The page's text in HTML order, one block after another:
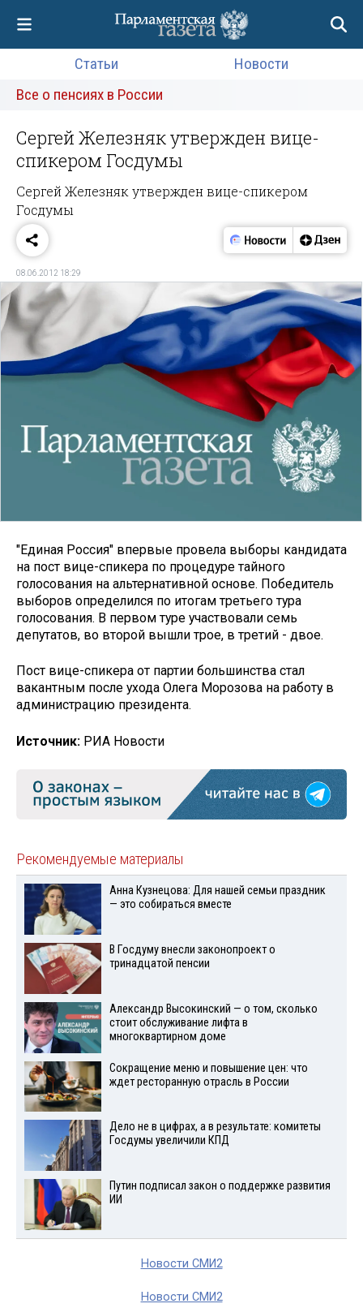
Статьи
Новости
Все о пенсиях в России
Сергей Железняк утвержден вице-
спикером Госдумы
Сергей Железняк утвержден вице-спикером
Госдумы
08.06.2012 18:29
"Единая Россия" впервые провела выборы кандидата
на пост вице-спикера по процедуре тайного
голосования на альтернативной основе. Победитель
выборов определился по итогам третьего тура
голосования. В первом туре участвовали семь
депутатов, во второй вышли трое, в третий - двое.
Пост вице-спикера от партии большинства стал
вакантным после ухода Олега Морозова на работу в
администрацию президента.
Источник: РИА Новости
Рекомендуемые материалы
Анна Кузнецова: Для нашей семьи праздник
— это собираться вместе
В Госдуму внесли законопроект о
тринадцатой пенсии
Александр Высокинский — о том, сколько
стоит обслуживание лифта в
многоквартирном доме
Сокращение меню и повышение цен: что
ждет ресторанную отрасль в России
Дело не в цифрах, а в результате: комитеты
Госдумы увеличили КПД
Путин подписал закон о поддержке развития
ИИ
Новости СМИ2
Новости СМИ2